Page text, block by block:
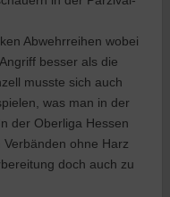
Abwehrreihen wobei
besser als die
musste sich auch
was man in der
der Oberliga Hessen
ohne Harz
doch auch zu